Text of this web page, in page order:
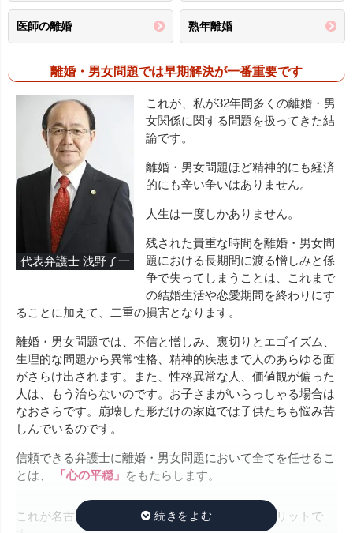
医師の離婚 熟年離婚
離婚・男女問題では早期解決が一番重要です
代表弁護士 浅野了一
これが、私が32年間多くの離婚・男
女関係に関する問題を扱ってきた結
論です。
離婚・男女問題ほど精神的にも経済
的にも辛い争いはありません。
人生は一度しかありません。
残された貴重な時間を離婚・男女問
題における長期間に渡る憎しみと係
争で失ってしまうことは、これまで
の結婚生活や恋愛期間を終わりにす
ることに加えて、二重の損害となります。
離婚・男女問題では、不信と憎しみ、裏切りとエゴイズム、
生理的な問題から異常性格、精神的疾患まで人のあらゆる面
がさらけ出されます。また、性格異常な人、価値観が偏った
人は、もう治らないのです。お子さまがいらっしゃる場合は
なおさらです。崩壊した形だけの家庭では子供たちも悩み苦
しんでいるのです。
信頼できる弁護士に離婚・男女問題において全てを任せるこ
とは、
「心の平穏」 をもたらします。
これが名古屋総合法律事務所に依頼する最大のメリットで